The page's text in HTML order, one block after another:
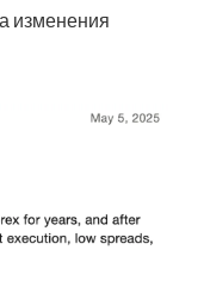
изменения